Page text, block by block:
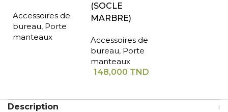
Accessoires de
bureau, Porte
manteaux
(SOCLE
MARBRE)
Accessoires de
bureau, Porte
manteaux
148,000 TND
Description